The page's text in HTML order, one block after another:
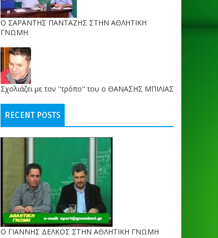
O ΣΑΡΑΝΤΗΣ ΠΑΝΤΑΖΗΣ ΣΤΗΝ ΑΘΛΗΤΙΚΗ
ΓΝΩΜΗ
Σχολιάζει με τον ''τρόπο'' του ο ΘΑΝΑΣΗΣ ΜΠΙΛΙΑΣ
RECENT POSTS
Ο ΓΙΑΝΝΗΣ ΔΕΛΚΟΣ ΣΤΗΝ ΑΘΛΗΤΙΚΗ ΓΝΩΜΗ